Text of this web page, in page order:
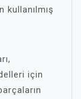
için